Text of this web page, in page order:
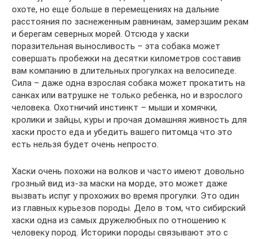
охоте, но еще больше в перемещениях на дальние
расстояния по заснеженным равнинам, замерзшим рекам
и берегам северных морей. Отсюда у хаски
поразительная выносливость – эта собака может
совершать пробежки на десятки километров составив
вам компанию в длительных прогулках на велосипеде.
Сила – даже одна взрослая собака может прокатить на
санках или ватрушке не только ребенка, но и взрослого
человека. Охотничий инстинкт – мыши и хомячки,
кролики и зайцы, куры и прочая домашняя живность для
хаски просто еда и убедить вашего питомца что это
есть нельзя будет очень непросто.
Хаски очень похожи на волков и часто имеют довольно
грозный вид из-за маски на морде, это может даже
вызвать испуг у прохожих во время прогулки. Это один
из главных курьезов породы. Дело в том, что сибирский
хаски одна из самых дружелюбных по отношению к
человеку пород. Историки породы связывают это с